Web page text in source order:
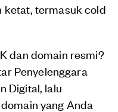
ketat, termasuk cold
dan domain resmi?
Penyelenggara
Digital, lalu
yang Anda